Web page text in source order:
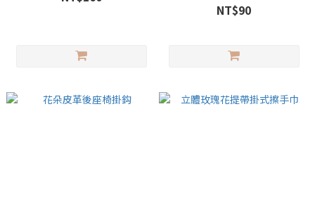
NT$90